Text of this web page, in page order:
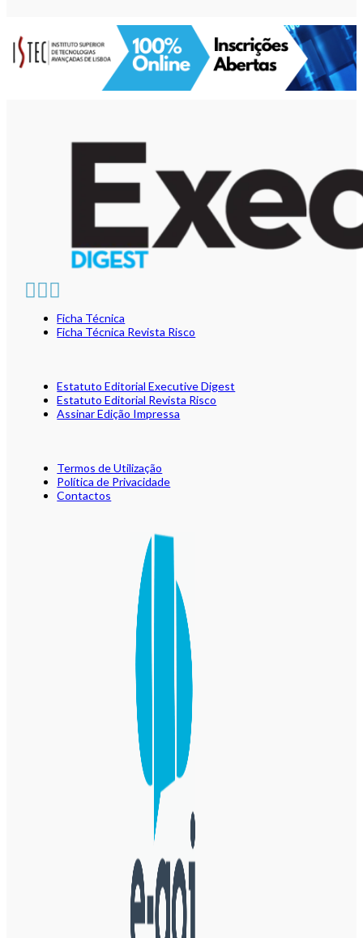
Ficha Técnica
Ficha Técnica Revista Risco
Estatuto Editorial Executive Digest
Estatuto Editorial Revista Risco
Assinar Edição Impressa
Termos de Utilização
Política de Privacidade
Contactos